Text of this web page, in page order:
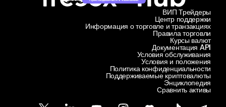
Центр поддержки
Информация о торговле и транзакциях
ВИП Трейдеры
Правила торговли
Курсы валют
Документация API
Условия обслуживания
Условия и положения
Политика конфиденциальности
Поддерживаемые криптовалюты
Энциклопедия
Сравнить активы